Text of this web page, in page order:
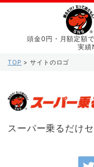
頭金0円・月額定額
実績
TOP >サイトのロゴ
スーパー乗るだけ